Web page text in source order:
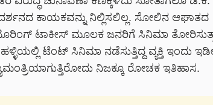
ಕಾಯಕವನ್ನು ನಿಲ್ಲಿಸಲಿಲ್ಲ. ಸೋಲಿನ ಆಘಾತದ
ಟಾಕೀಸ್ ಮೂಲಕ ಜನರಿಗೆ ಸಿನಿಮಾ
ಟೆಂಟ್ ಸಿನಿಮಾ ನಡೆಸುತ್ತಿದ್ದ ವ್ಯಕ್ತಿ ಇಂದು
ನಿಜಕ್ಕೂ ರೋಚಕ ಇತಿಹಾಸ.